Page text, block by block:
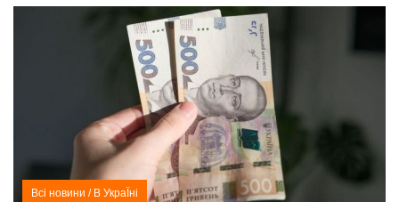
Всі новини / В УкраЇні